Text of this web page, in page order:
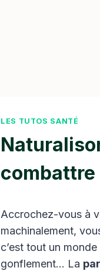
LES TUTOS SANTÉ
Accrochez-vous à
machinalement,
c’est tout un
gonflement… La